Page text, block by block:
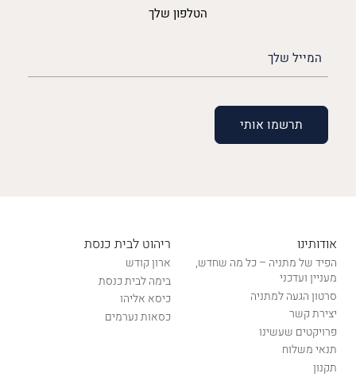
הטלפון שלך
(חובה)
אודותינו
הפיד של מתניה – כל מה שחדש,
מעניין ועדכני
סרטון הגעה למתניה
יצירת קשר
פרויקטים שעשינו
תנאי משלוח
תקנון
ריהוט לבית כנסת
ארון קודש
בימה לבית כנסת
כיסא אליהו
כסאות נערמים